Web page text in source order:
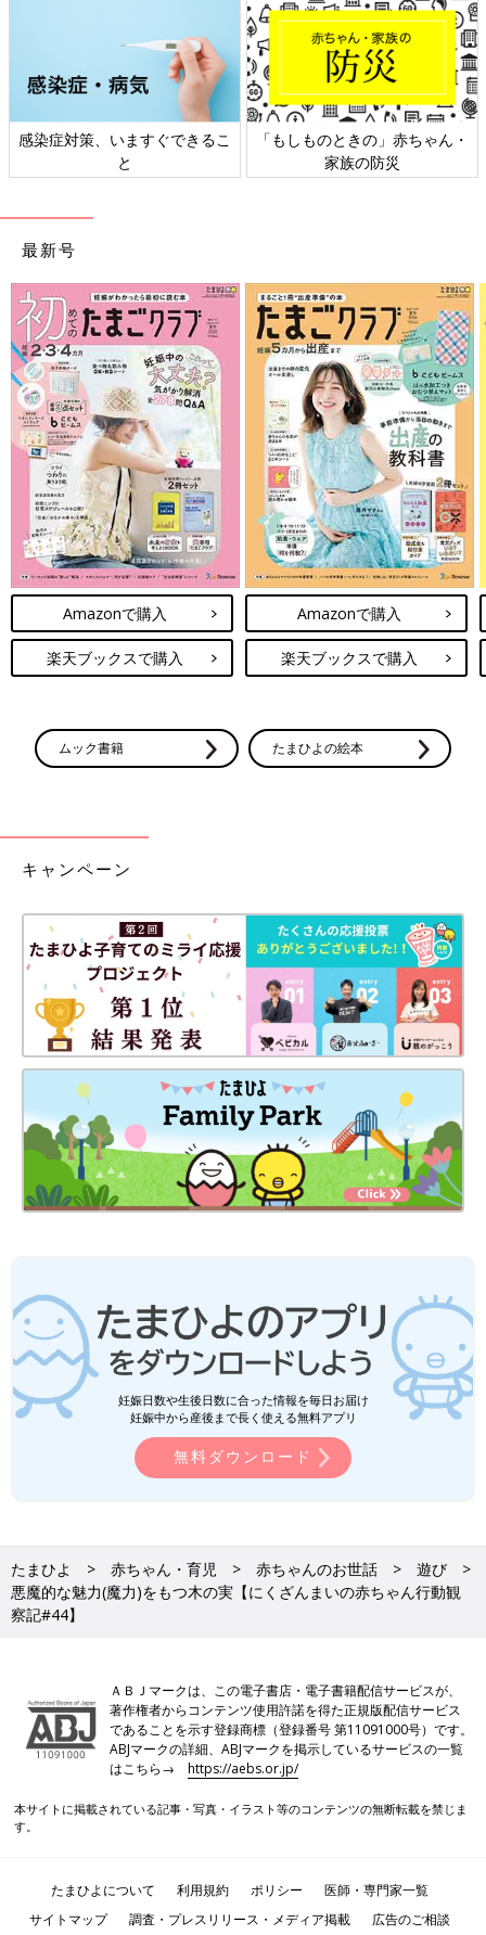
感染症対策、いますぐできるこ
と
「もしものときの」赤ちゃん・
家族の防災
最新号
Amazonで購入
楽天ブックスで購入
Amazonで購入
楽天ブックスで購入
ムック書籍 たまひよの絵本
キャンペーン
妊娠日数や生後日数に合った情報を毎日お届け
妊娠中から産後まで長く使える無料アプリ
無料ダウンロード
たまひよ 赤ちゃん・育児 赤ちゃんのお世話
遊び
悪魔的な魅力(魔力)をもつ木の実【にくざんまいの赤ちゃん行動観
察記#44】
ＡＢＪマークは、この電子書店・電子書籍配信サービスが、
著作権者からコンテンツ使用許諾を得た正規版配信サービス
であることを示す登録商標（登録番号 第11091000号）です。
ABJマークの詳細、ABJマークを掲示しているサービスの一覧
はこちら→https://aebs.or.jp/
本サイトに掲載されている記事・写真・イラスト等のコンテンツの無断転載を禁じま
す。
たまひよについて 利用規約 ポリシー
医師・専門家一覧
サイトマップ
調査・プレスリリース・メディア掲載 広告のご相談